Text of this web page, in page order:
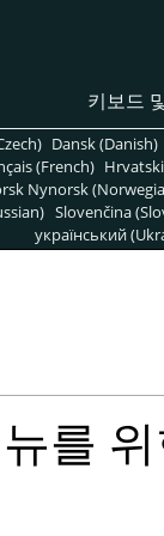
키보드
Dansk (Danish)
(French)
Nynorsk
Slovenčina
український
를